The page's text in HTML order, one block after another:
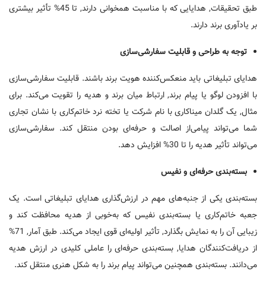
طبق تحقیقات, هدایایی که با مناسبت همخوانی دارند, تا 45% تأثیر بیشتری
بر یادآوری برند دارند.
توجه به طراحی و قابلیت سفارشی‌سازی
هدایای تبلیغاتی باید منعکس‌کننده هویت برند باشند. قابلیت سفارشی‌سازی
با افزودن لوگو یا پیام برند, ارتباط میان برند و هدیه را تقویت می‌کند. برای
مثال, یک گلدان میناکاری با نام شرکت یا تخته نرد خاتم‌کاری با نشان تجاری
شما می‌تواند پیامی‌از اصالت و حرفه‌ای بودن منتقل کند. سفارشیسازی
می‌تواند تأثیر هدیه را تا 30% افزایش دهد.
بسته‌بندی حرفه‌ای و نفیس
بسته‌بندی یکی از جنبه‌های مهم در ارزش‌گذاری هدایای تبلیغاتی است. یک
جعبه خاتم‌کاری یا بسته‌بندی نفیس که به‌خوبی از هدیه محافظت کند و
زیبایی آن را به نمایش بگذارد, تأثیر اولیه‌ای قوی ایجاد می‌کند. طبق آمار, 71%
از دریافت‌کنندگان هدایا, بسته‌بندی حرفه‌ای را عاملی کلیدی در ارزش هدیه
می‌دانند. بسته‌بندی همچنین می‌تواند پیام برند را به شکل هنری منتقل کند.